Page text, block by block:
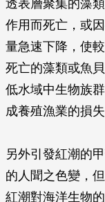
透表層聚集的藻
作用而死亡，或
量急速下降，使
死亡的藻類或魚
低水域中生物族
成養殖漁業的損失
另外引發紅潮的
的人聞之色變，
紅潮對海洋生物